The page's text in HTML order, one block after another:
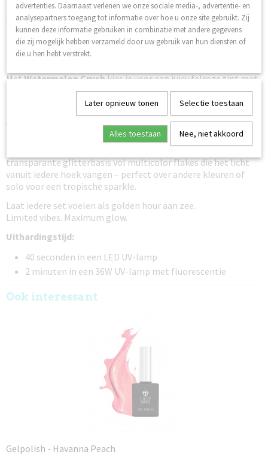
Sunset Belliniis een warme, stralende oranje tint met een
vleugje perzik, geïnspireerd op een perfect gemixte cocktail
tijdens zonsondergang.
Bahama Mamabrengt een zachtere tropische oranje kleur
met een frisse coral vibe die prachtig staat bij iedere
MetWatermelon Crushkies je voor een juicy felroze tint met
een hint van rood – speels, fris en een echte showstopper.
draait volledig om opvallen: een intense neonroze
kleur vol party- en beachclub energie.
Voor een zachtere luxe uitstraling is erPink Paradise
dromerige roze shimmer met een elegante glow.
transparante glitterbasis vol multicolor flakes die het licht
vanuit iedere hoek vangen – perfect over andere kleuren of
solo voor een tropische sparkle.
Laat iedere set voelen als golden hour aan zee.
Limited vibes. Maximum glow.
Uithardingstijd:
40 seconden in een LED UV-lamp
2 minuten in een 36W UV-lamp met fluorescentie
Ook interessant
Gelpolish - Havanna Peach
advertenties. Daarnaast verlenen we onze sociale media-, advertentie- en
analysepartners toegang tot informatie over hoe u onze site gebruikt. Zij
kunnen deze informatie gebruiken in combinatie met andere gegevens
die zij mogelijk hebben verzameld door uw gebruik van hun diensten of
die u hen hebt verstrekt.
Later opnieuw tonen Selectie toestaan
Alles toestaan Nee, niet akkoord